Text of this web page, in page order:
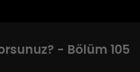
- Bölüm 105